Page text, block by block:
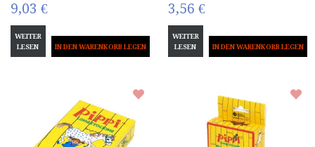
9,03 €
WEITER
LESEN
3,56 €
WEITER
LESEN